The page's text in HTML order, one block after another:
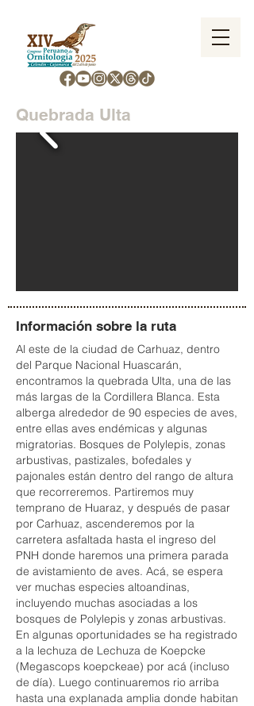
Quebrada Ulta
Información sobre la ruta
Al este de la ciudad de Carhuaz, dentro
del Parque Nacional Huascarán,
encontramos la quebrada Ulta, una de las
más largas de la Cordillera Blanca. Esta
alberga alrededor de 90 especies de aves,
entre ellas aves endémicas y algunas
migratorias. Bosques de Polylepis, zonas
arbustivas, pastizales, bofedales y
pajonales están dentro del rango de altura
que recorreremos. Partiremos muy
temprano de Huaraz, y después de pasar
por Carhuaz, ascenderemos por la
carretera asfaltada hasta el ingreso del
PNH donde haremos una primera parada
de avistamiento de aves. Acá, se espera
ver muchas especies altoandinas,
incluyendo muchas asociadas a los
bosques de Polylepis y zonas arbustivas.
En algunas oportunidades se ha registrado
a la lechuza de Lechuza de Koepcke
(Megascops koepckeae) por acá (incluso
de día). Luego continuaremos rio arriba
hasta una explanada amplia donde habitan